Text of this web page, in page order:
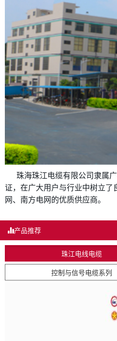
珠海珠江电缆有限公司隶属
证，在广大用户与行业中树立了
网、南方电网的优质供应商。
产品推荐
珠江电线电缆
控制与信号电缆系列